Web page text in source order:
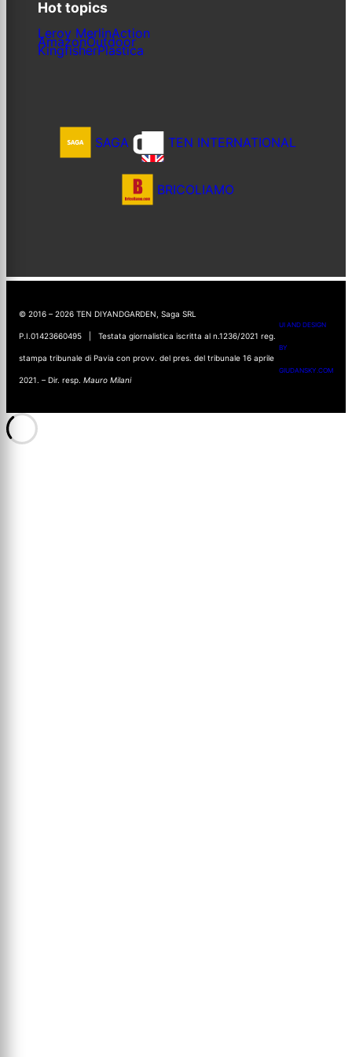
Hot topics
Leroy MerlinAction
AmazonOutdoor
KingfisherPlastica
SAGA TEN INTERNATIONAL
BRICOLIAMO
© 2016 – 2026 TEN DIYANDGARDEN, Saga SRL
P.I.01423660495 | Testata giornalistica iscritta al n.1236/2021 reg.
stampa tribunale di Pavia con provv. del pres. del tribunale 16 aprile
2021. – Dir. resp. Mauro Milani
UI AND DESIGN
BY
GIUDANSKY.COM